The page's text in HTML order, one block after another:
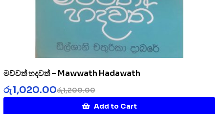
මව්වත් හදවත් – Mawwath Hadawath
රු1,200.00
රු1,020.00
Add to Cart